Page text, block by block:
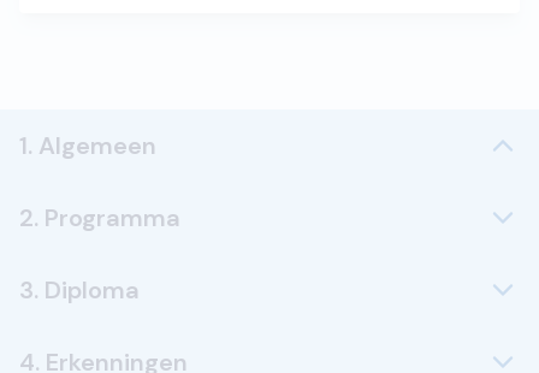
1. Algemeen
2. Programma
3. Diploma
4. Erkenningen